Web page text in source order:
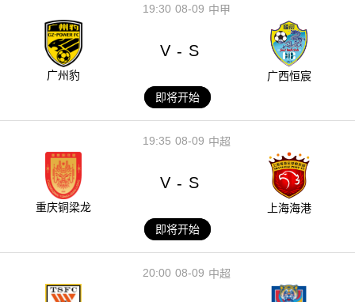
08-09
19:30 中甲
广州豹
V - S
广西恒宸
即将开始
08-09
19:35 中超
重庆铜梁龙
V - S
上海海港
即将开始
08-09
20:00 中超